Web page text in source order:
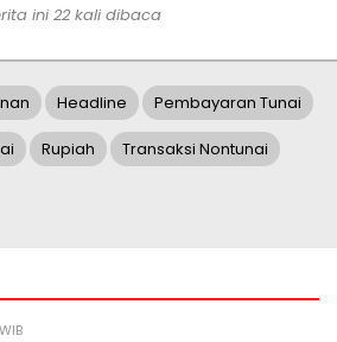
ini 22 kali dibaca
Headline Pembayaran Tunai
Rupiah Transaksi Nontunai